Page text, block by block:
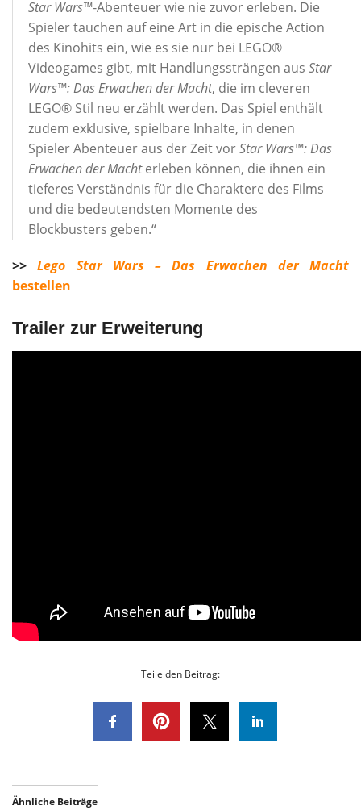
Star Wars™-Abenteuer wie nie zuvor erleben. Die
Spieler tauchen auf eine Art in die epische Action
des Kinohits ein, wie es sie nur bei LEGO®
Videogames gibt, mit Handlungssträngen aus Star
Wars™: Das Erwachen der Macht, die im cleveren
LEGO® Stil neu erzählt werden. Das Spiel enthält
zudem exklusive, spielbare Inhalte, in denen
Spieler Abenteuer aus der Zeit vorStar Wars™: Das
Erwachen der Machterleben können, die ihnen ein
tieferes Verständnis für die Charaktere des Films
und die bedeutendsten Momente des
Blockbusters geben.“
>>Lego Star Wars – Das Erwachen der Macht
bestellen
Trailer zur Erweiterung
Teile den Beitrag:
Ähnliche Beiträge